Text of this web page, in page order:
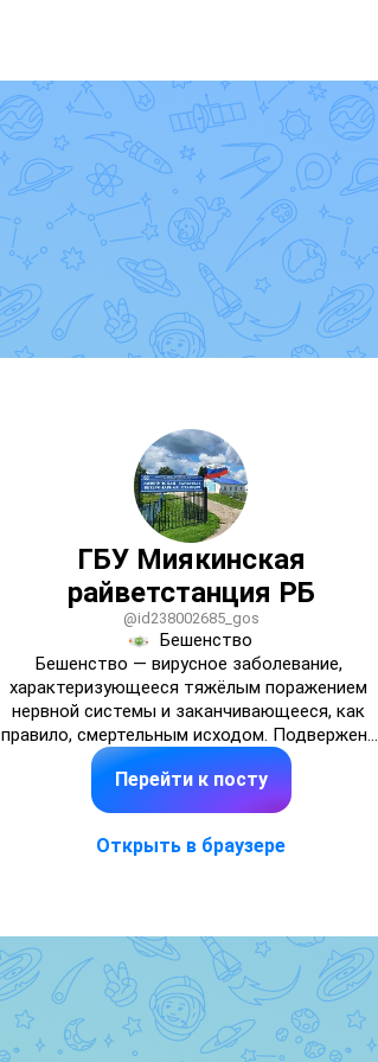
ГБУ Миякинская
райветстанция РБ
@id238002685_gos
Бешенство
Бешенство — вирусное заболевание,
характеризующееся тяжёлым поражением
нервной системы и заканчивающееся, как
правило, смертельным исходом. Подвержены
все виды теплокровных животных, в том
числе собаки, кошки, лисицы, волки.
контакте с инфицированным животным.
оболочки.
Источники заражения:
из диких животных — волки, лисицы, шакалы,
енотовидные собаки, барсуки, скунсы,
летучие мыши и грызуны;
Перейти к посту
Открыть в браузере